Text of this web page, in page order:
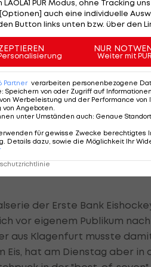
Dreitorevorsprung
woraufhin
Treffer durch
für den nächsten Auftritt
Mairitsch (5.), Lebler (7.),
der Erste Bank
vor eigenem Publikum
aus Klagenfurt musste
Eis, hat am Dienstag aber in
PUR Modus, ohne Tracking
auch eine individuelle
Button links unten bzw. über den
NUR
Weiter mit
Partner verarbeiten personenbezogene
: Speichern von oder Zugriff auf
Werbeleistung und der Performance
von Angeboten.
unter Umständen auch: Genaue
für gewisse Zwecke berechtigtes
Details dazu, sowie die Möglichkeit Ihr